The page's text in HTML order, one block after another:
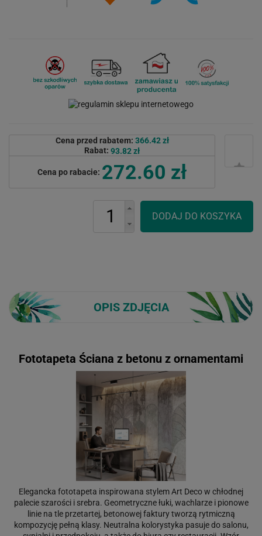
Cena przed rabatem: 366.42 zł
Rabat: 93.82 zł
Cena po rabacie: 272.60 zł
OPIS ZDJĘCIA
Fototapeta Ściana z betonu z ornamentami
Elegancka fototapeta inspirowana stylem Art Deco w chłodnej
palecie szarości i srebra. Geometryczne łuki, wachlarze i pionowe
linie na tle przetartej, betonowej faktury tworzą rytmiczną
kompozycję pełną klasy. Neutralna kolorystyka pasuje do salonu,